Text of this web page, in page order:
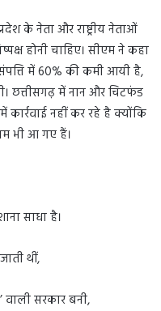
के नेता और राष्ट्रीय नेताओं
होनी चाहिए। सीएम ने कहा
में 60% की कमी आयी है,
छत्तीसगढ़ में नान और चिटफंड
कार्रवाई नहीं कर रहे है क्योंकि
भी आ गए हैं।
साधा है।
थीं,
सरकार बनी,